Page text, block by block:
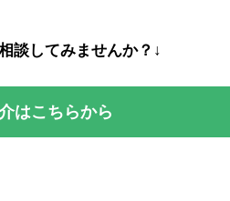
談してみませんか？↓
はこちらから